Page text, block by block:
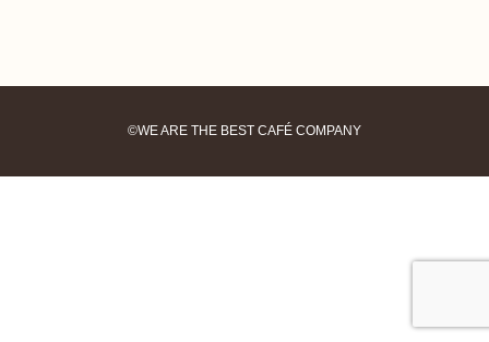
©WE ARE THE BEST CAFÉ COMPANY